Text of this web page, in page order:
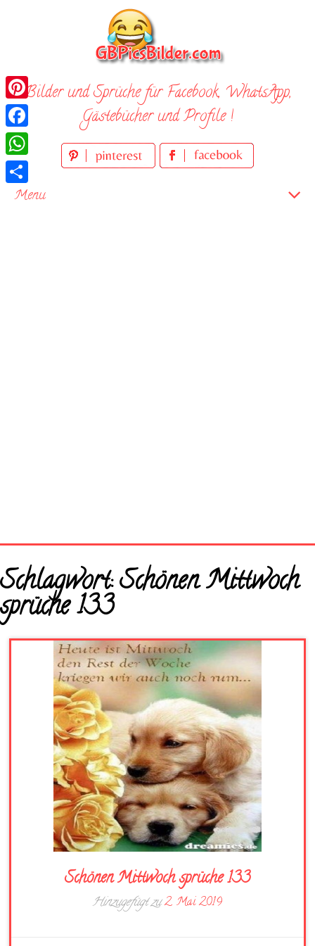
Bilder und Sprüche für Facebook, WhatsApp,
Gästebücher und Profile !
Menu
Startseite
Neue Bilder
Schlagwort:Schönen Mittwoch
sprüche 133
Schönen Mittwoch sprüche 133
Hinzugefügt zu2. Mai 2019
Pinterest
Facebook
WhatsApp
Teilen